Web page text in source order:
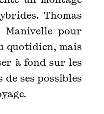
Thomas
pour
quotidien, mais
à fond sur les
ses possibles